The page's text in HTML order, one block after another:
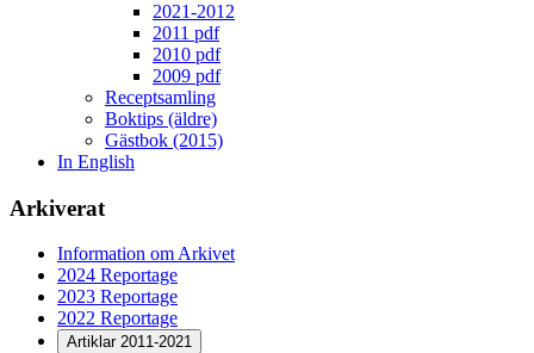
2021-2012
2011 pdf
2010 pdf
2009 pdf
Receptsamling
Boktips (äldre)
Gästbok (2015)
In English
Arkiverat
Information om Arkivet
2024 Reportage
2023 Reportage
2022 Reportage
Artiklar 2011-2021